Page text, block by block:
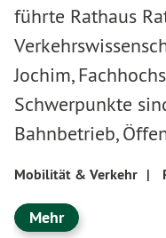
führte Rathaus
Jochim,
Schwerpunkte
Bahnbetrieb,
Mobilität & Verkehr |
Mehr